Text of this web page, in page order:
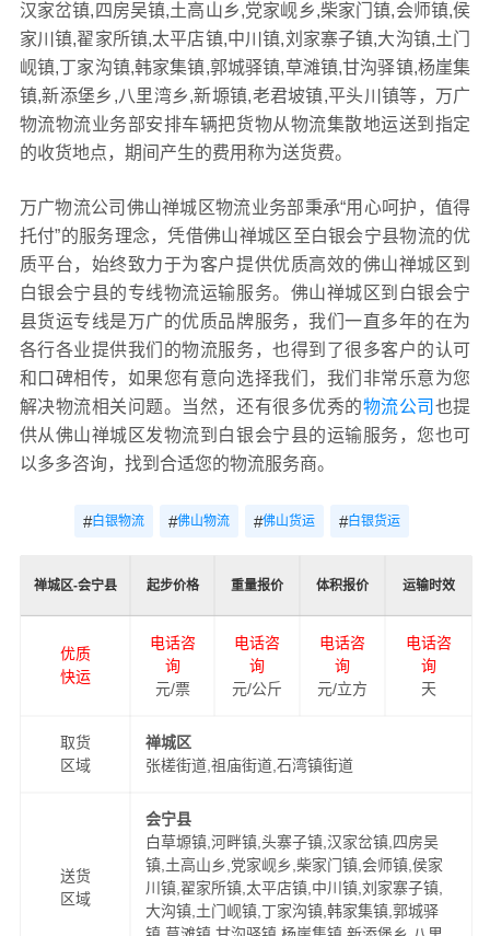
汉家岔镇,四房吴镇,土高山乡,党家岘乡,柴家门镇,会师镇,侯
家川镇,翟家所镇,太平店镇,中川镇,刘家寨子镇,大沟镇,土门
岘镇,丁家沟镇,韩家集镇,郭城驿镇,草滩镇,甘沟驿镇,杨崖集
镇,新添堡乡,八里湾乡,新塬镇,老君坡镇,平头川镇等，万广
物流物流业务部安排车辆把货物从物流集散地运送到指定
的收货地点，期间产生的费用称为送货费。
万广物流公司佛山禅城区物流业务部秉承“用心呵护，值得
托付”的服务理念，凭借佛山禅城区至白银会宁县物流的优
质平台，始终致力于为客户提供优质高效的佛山禅城区到
白银会宁县的专线物流运输服务。佛山禅城区到白银会宁
县货运专线是万广的优质品牌服务，我们一直多年的在为
各行各业提供我们的物流服务，也得到了很多客户的认可
和口碑相传，如果您有意向选择我们，我们非常乐意为您
解决物流相关问题。当然，还有很多优秀的物流公司 也提
供从佛山禅城区发物流到白银会宁县的运输服务，您也可
以多多咨询，找到合适您的物流服务商。
#白银物流 #佛山物流 #佛山货运 #白银货运
禅城区-会宁县 起步价格 重量报价 体积报价 运输时效
优质
快运
电话咨
询
元/票
电话咨
询
元/公斤
电话咨
询
元/立方
电话咨
询
天
取货
区域
禅城区
张槎街道,祖庙街道,石湾镇街道
送货
区域
会宁县
白草塬镇,河畔镇,头寨子镇,汉家岔镇,四房吴
镇,土高山乡,党家岘乡,柴家门镇,会师镇,侯家
川镇,翟家所镇,太平店镇,中川镇,刘家寨子镇,
大沟镇,土门岘镇,丁家沟镇,韩家集镇,郭城驿